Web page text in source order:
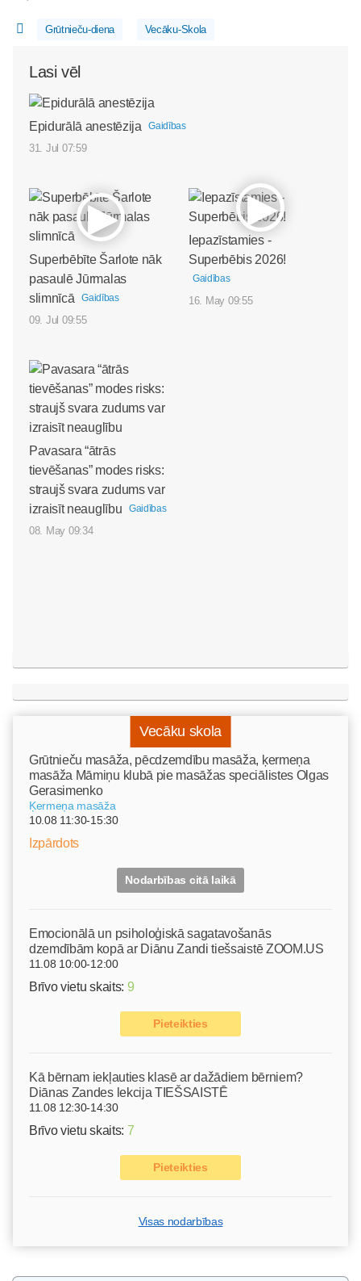
Grūtnieču-diena Vecāku-Skola
Lasi vēl
Epidurālā anestēzija Gaidības
31. Jul 07:59
Superbēbīte Šarlote nāk
pasaulē Jūrmalas
slimnīcā
Gaidības
09. Jul 09:55
Iepazīstamies -
Superbēbis 2026!
Gaidības
16. May 09:55
Pavasara “ātrās
tievēšanas” modes risks:
straujš svara zudums var
izraisīt neauglību
Gaidības
08. May 09:34
Vecāku skola
Grūtnieču masāža, pēcdzemdību masāža, ķermeņa
masāža Māmiņu klubā pie masāžas speciālistes Olgas
Gerasimenko
Ķermeņa masāža
10.08 11:30-15:30
Izpārdots
Nodarbības citā laikā
Emocionālā un psiholoģiskā sagatavošanās
dzemdībām kopā ar Diānu Zandi tiešsaistē ZOOM.US
11.08 10:00-12:00
Brīvo vietu skaits: 9
Pieteikties
Kā bērnam iekļauties klasē ar dažādiem bērniem?
Diānas Zandes lekcija TIEŠSAISTĒ
11.08 12:30-14:30
Brīvo vietu skaits: 7
Pieteikties
Visas nodarbības